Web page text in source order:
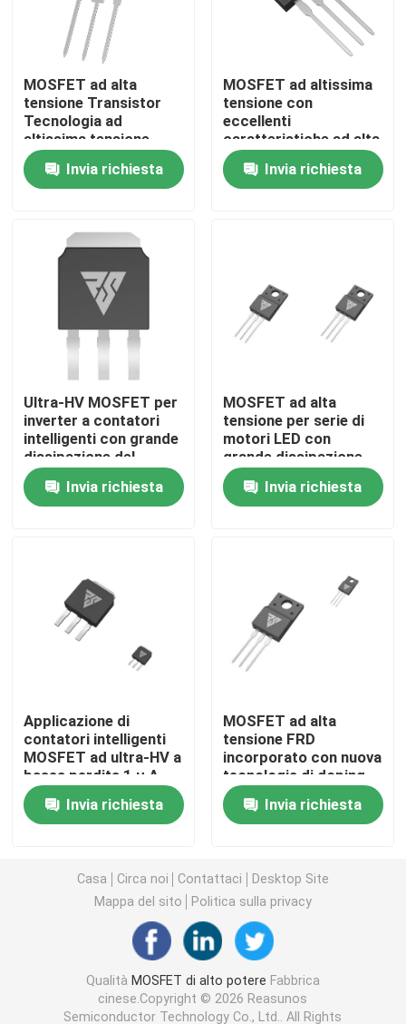
Casa.
Prodotti
Visita alla fabbrica
Controllo della qualità
Contattaci
Notizie
Chiedi un preventivo
MOSFET al carburo di silicio
MOSFET a super giunzione
SBD di carburo di silicio
MOSFET ad alta tensione
IGBT ad alta potenza
Diodi di barriera di Schottky
Semiconduttore ad alta potenza
MOSFET ad alta
tensione Transistor
Tecnologia ad
altissima tensione
Invia richiesta
MOSFET ad altissima
tensione con
eccellenti
caratteristiche ad alta
temperatura
Invia richiesta
Ultra-HV MOSFET per
inverter a contatori
intelligenti con grande
dissipazione del
calore
Invia richiesta
MOSFET ad alta
tensione per serie di
motori LED con
grande dissipazione
del calore
Invia richiesta
Applicazione di
contatori intelligenti
MOSFET ad ultra-HV a
bassa perdita 1 μ A
per l'automazione
industrialeInvia richiesta
MOSFET ad alta
tensione FRD
incorporato con nuova
tecnologia di doping
variabile laterale per
l'alimentazione
elettrica di
Invia richiesta
Casa Circa noi Contattaci
Desktop Site
Mappa del sito
Politica sulla privacy
Qualità MOSFET di alto potere Fabbrica
cinese.Copyright © 2026 Reasunos
Semiconductor Technology Co., Ltd.. All Rights